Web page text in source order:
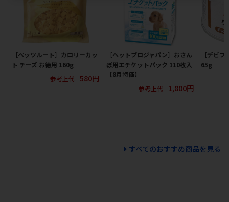
［ペッツルート］カロリーカッ
ト チーズ お徳用 160g
参考上代
580円
［ペットプロジャパン］おさん
ぽ用エチケットパック 110枚入
【8月特価】
参考上代
1,800円
［デビ
65g
すべてのおすすめ商品を見る